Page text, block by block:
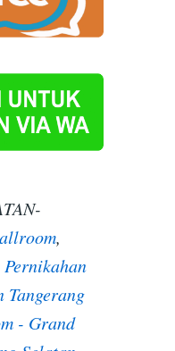
,
Pernikahan
Tangerang
- Grand